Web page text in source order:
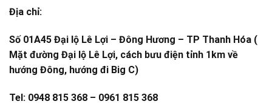
Địa chỉ:
Số 01A45 Đại lộ Lê Lợi – Đông Hương – TP Thanh Hóa (
Mặt đường Đại lộ Lê Lợi, cách bưu điện tỉnh 1km về
hướng Đông, hướng đi Big C)
Tel: 0948 815 368 – 0961 815 368